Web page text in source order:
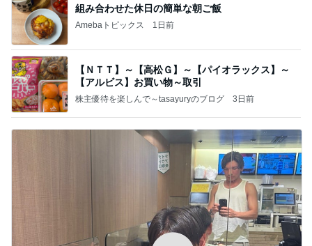
組み合わせた休日の簡単な朝ご飯
Amebaトピックス 1日前
【ＮＴＴ】～【高松Ｇ】～【パイオラックス】～
【アルビス】お買い物～取引
株主優待を楽しんで～tasayuryのブログ 3日前